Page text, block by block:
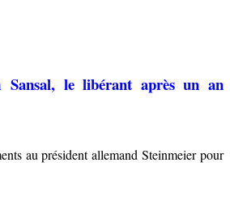
Sansal, le libérant après un an
au président allemand Steinmeier pour